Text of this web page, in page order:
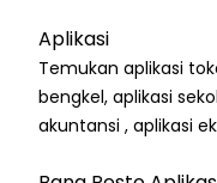
Aplikasi
Temukan aplikasi
bengkel, aplikasi
akuntansi , aplikasi